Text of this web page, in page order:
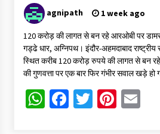
agnipath 1 week ago
120 करोड़ की लागत से बन रहे आरओबी पर
गड्ढे धार, अग्निपथ। इंदौर-अहमदाबाद राष्ट्रीय
स्थित करीब 120 करोड़ रुपये की लागत से बन
की गुणवत्ता पर एक बार फिर गंभीर सवाल खड़े
WhatsApp
Facebook
Twitter